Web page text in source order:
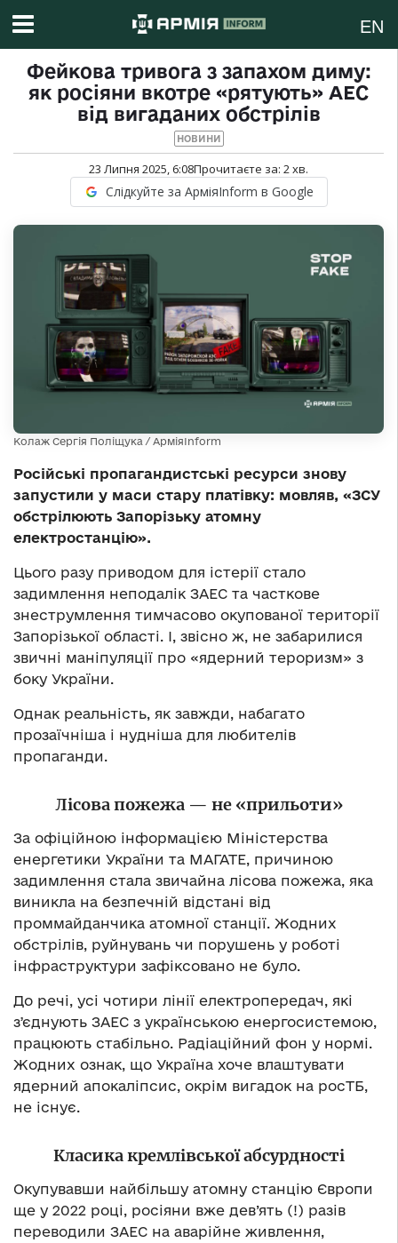
EN
Фейкова тривога з запахом диму:
як росіяни вкотре «рятують» АЕС
від вигаданих обстрілів
НОВИНИ
23 Липня 2025, 6:08Прочитаєте за: 2хв.
Слідкуйте за АрміяInform в Google
Колаж Сергія Поліщука / АрміяInform
Російські пропагандистські ресурси знову
запустили у маси стару платівку: мовляв, «ЗСУ
обстрілюють Запорізьку атомну
електростанцію».
Цього разу приводом для істерії стало
задимлення неподалік ЗАЕС та часткове
знеструмлення тимчасово окупованої території
Запорізької області. І, звісно ж, не забарилися
звичні маніпуляції про «ядерний тероризм» з
боку України.
Однак реальність, як завжди, набагато
прозаїчніша і нудніша для любителів
пропаганди.
Лісова пожежа — не «прильоти»
За офіційною інформацією Міністерства
енергетики України та МАГАТЕ, причиною
задимлення стала звичайна лісова пожежа, яка
виникла на безпечній відстані від
проммайданчика атомної станції. Жодних
обстрілів, руйнувань чи порушень у роботі
інфраструктури зафіксовано не було.
До речі, усі чотири лінії електропередач, які
зʼєднують ЗАЕС з українською енергосистемою,
працюють стабільно. Радіаційний фон у нормі.
Жодних ознак, що Україна хоче влаштувати
ядерний апокаліпсис, окрім вигадок на росТБ,
не існує.
Класика кремлівської абсурдності
Окупувавши найбільшу атомну станцію Європи
ще у 2022 році, росіяни вже дев’ять (!) разів
переводили ЗАЕС на аварійне живлення,